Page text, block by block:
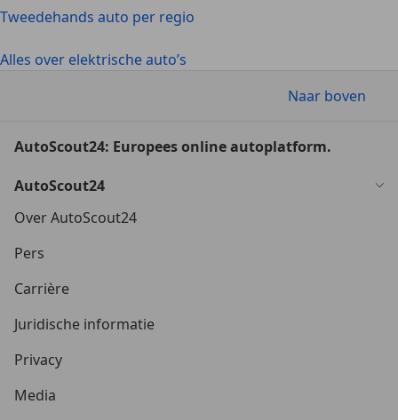
Tweedehands auto per regio
Alles over elektrische auto’s
Naar boven
AutoScout24: Europees online autoplatform.
AutoScout24
Over AutoScout24
Pers
Carrière
Juridische informatie
Privacy
Media